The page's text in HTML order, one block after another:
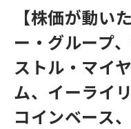
【株価が動い
ー・グループ
ストル・マイ
ム、イーライ
コインベース